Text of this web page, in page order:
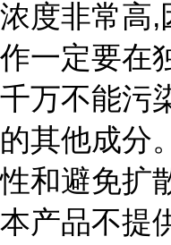
浓度非常高,
作一定要在
千万不能污
的其他成分
性和避免扩
本产品不提